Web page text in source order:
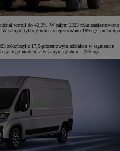
wzrósł do 42,2%. W całym 2023 roku zarejestrowano
W samym tylko grudniu zarejestrowano 189 egz. picku-upa
zakończył z 17,5-procentowym udziałem w segmencie
tego modelu, a w samym grudniu – 235 egz.